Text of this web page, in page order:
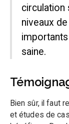
Profiter
pour
circulation
niveaux
saine.
Bien sûr, il faut
et études de